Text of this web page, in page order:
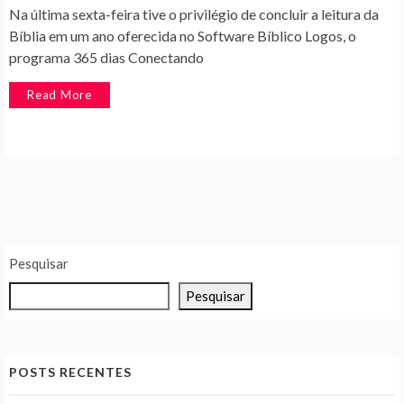
Na última sexta-feira tive o privilégio de concluir a leitura da
Bíblia em um ano oferecida no Software Bíblico Logos, o
programa 365 dias Conectando
Read More
Pesquisar
Pesquisar
POSTS RECENTES